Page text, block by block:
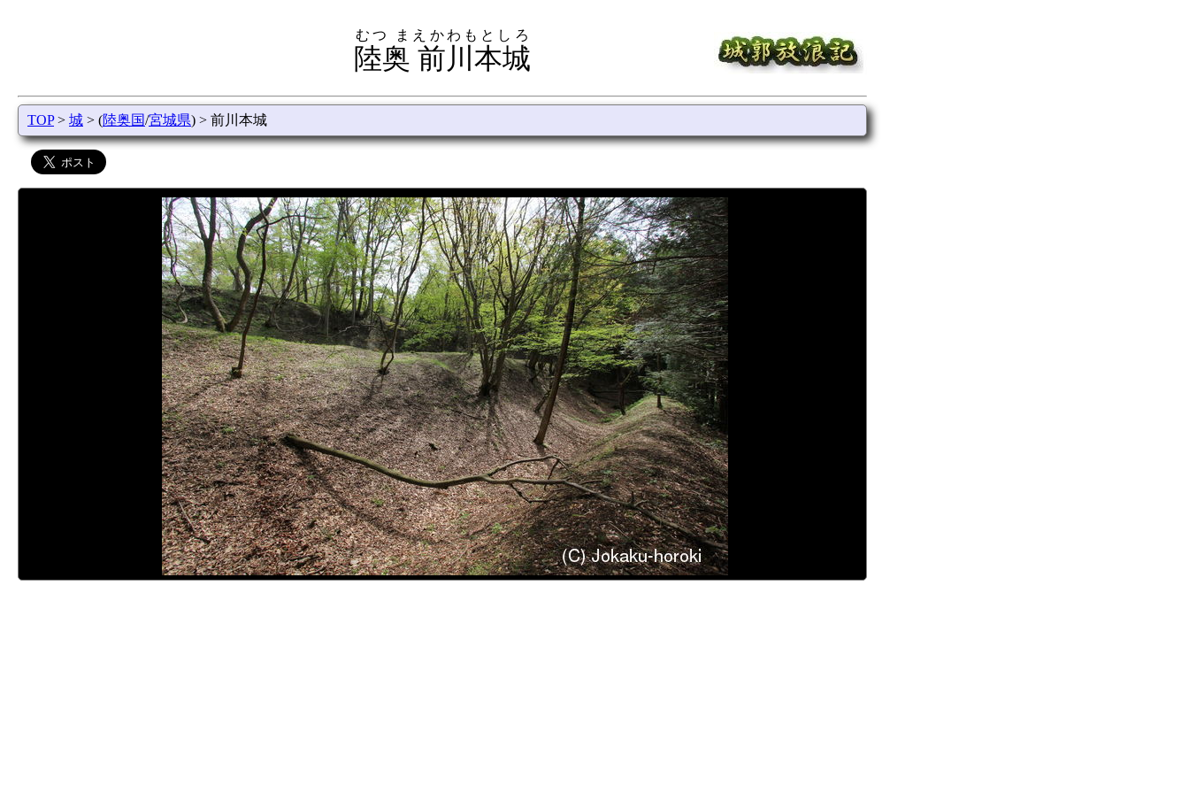
陸奥 前川本城
むつ まえかわもとしろ
TOP> 城 > (陸奥国/宮城県) > 前川本城